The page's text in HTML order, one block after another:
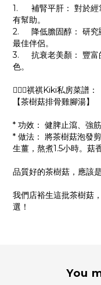
1.
補腎平肝： 對於
有幫助。
2.
降低膽固醇： 研
最佳伴侶。
3.
抗衰老美顏： 豐
色。
👱🏻‍♀️祺祺Kiki私房菜譜：
【茶樹菇排骨雞腳湯】
* 功效： 健脾止瀉、強
* 做法： 將茶樹菇泡發
生薑，熬煮1.5小時。菇
品質好的茶樹菇，應該
我們店裕生這批茶樹菇
選！
You